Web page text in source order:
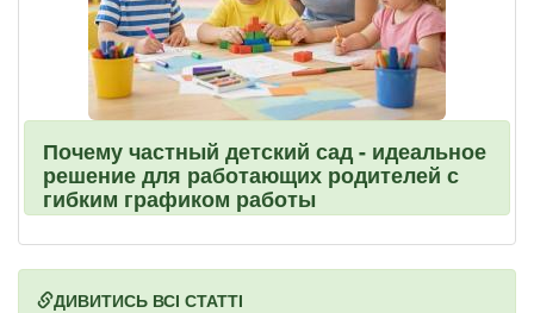
Почему частный детский сад - идеальное
решение для работающих родителей с
гибким графиком работы
ДИВИТИСЬ ВСІ СТАТТІ